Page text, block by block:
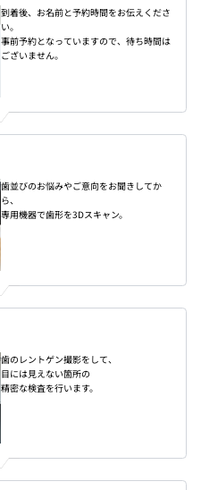
到着後、お名前と予約時間をお伝えくださ
い。
事前予約となっていますので、待ち時間は
ございません。
歯並びのお悩みやご意向をお聞きしてか
ら、
専用機器で歯形を3Dスキャン。
歯のレントゲン撮影をして、
目には見えない箇所の
精密な検査を行います。